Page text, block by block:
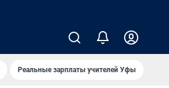
Реальные зарплаты учителей Уфы